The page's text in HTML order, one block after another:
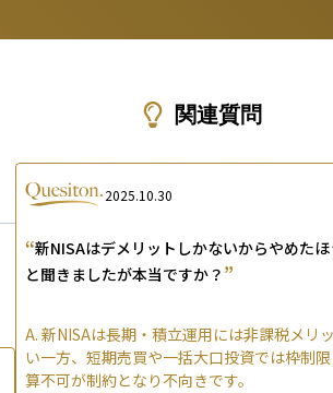
関連質問
2025.10.30
“新NISAはデメリットしかないからやめた
と聞きましたが本当ですか？ ”
A. 新NISAは長期・積立運用には非課税メリ
い一方、短期売買や一括大口投資では枠制
算不可が制約となり不向きです。